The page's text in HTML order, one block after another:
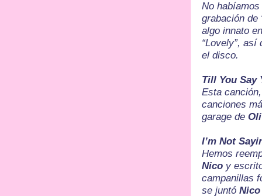
No
grabación de
algo innato
“Lovely”,
el disco.
Till You Say
Esta
canciones
garage de
I’m Not
Hemos
Nicoy
campanillas
se juntó Nico